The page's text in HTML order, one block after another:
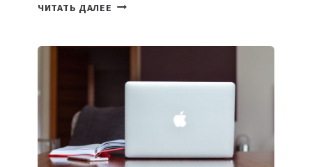
ЧИТАТЬ ДАЛЕЕ
ПОМОГАЮТ
СОЗДАВАТЬ
БЕЗ
СЛОЖНОГО